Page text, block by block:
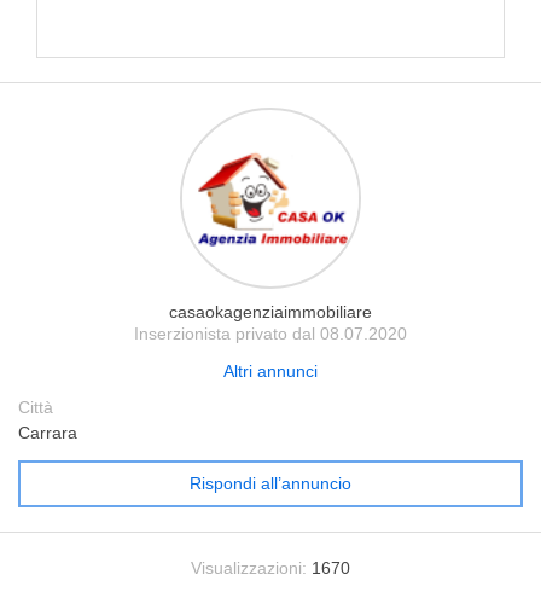
casaokagenziaimmobiliare
Inserzionista privato dal 08.07.2020
Altri annunci
Città
Carrara
Rispondi all’annuncio
Visualizzazioni: 1670